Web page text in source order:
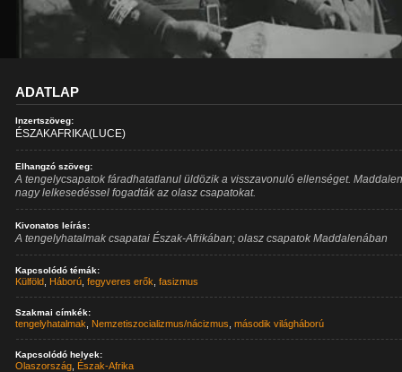
ADATLAP
Inzertszöveg:
ÉSZAKAFRIKA(LUCE)
Elhangzó szöveg:
A tengelycsapatok fáradhatatlanul üldözik a visszavonuló ellenséget.
nagy lelkesedéssel fogadták az olasz csapatokat.
Kivonatos leírás:
A tengelyhatalmak csapatai Észak-Afrikában; olasz csapatok Maddalenában
Kapcsolódó témák:
Külföld Háború ,fegyveres erők ,fasizmus
Szakmai címkék:
tengelyhatalmak Nemzetiszocializmus/nácizmus ,második világháború
Kapcsolódó helyek:
Olaszország Észak-Afrika